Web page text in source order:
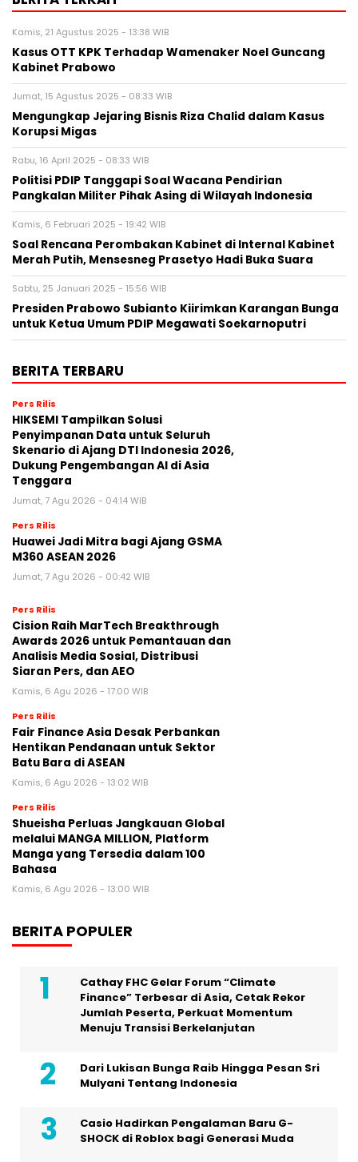
Kamis, 21 Agustus 2025 - 13:38 WIB
Kasus OTT KPK Terhadap Wamenaker Noel Guncang
Kabinet Prabowo
Jumat, 15 Agustus 2025 - 08:33 WIB
Mengungkap Jejaring Bisnis Riza Chalid dalam Kasus
Korupsi Migas
Rabu, 16 April 2025 - 08:33 WIB
Politisi PDIP Tanggapi Soal Wacana Pendirian
Pangkalan Militer Pihak Asing di Wilayah Indonesia
Kamis, 6 Februari 2025 - 19:42 WIB
Soal Rencana Perombakan Kabinet di Internal Kabinet
Merah Putih, Mensesneg Prasetyo Hadi Buka Suara
Sabtu, 25 Januari 2025 - 15:56 WIB
Presiden Prabowo Subianto Kiirimkan Karangan Bunga
untuk Ketua Umum PDIP Megawati Soekarnoputri
BERITA TERBARU
Pers Rilis
HIKSEMI Tampilkan Solusi
Penyimpanan Data untuk Seluruh
Skenario di Ajang DTI Indonesia 2026,
Dukung Pengembangan AI di Asia
Tenggara
Jumat, 7 Agu 2026 - 04:14 WIB
Pers Rilis
Huawei Jadi Mitra bagi Ajang GSMA
M360 ASEAN 2026
Jumat, 7 Agu 2026 - 00:42 WIB
Pers Rilis
Cision Raih MarTech Breakthrough
Awards 2026 untuk Pemantauan dan
Analisis Media Sosial, Distribusi
Siaran Pers, dan AEO
Kamis, 6 Agu 2026 - 17:00 WIB
Pers Rilis
Fair Finance Asia Desak Perbankan
Hentikan Pendanaan untuk Sektor
Batu Bara di ASEAN
Kamis, 6 Agu 2026 - 13:02 WIB
Pers Rilis
Shueisha Perluas Jangkauan Global
melalui MANGA MILLION, Platform
Manga yang Tersedia dalam 100
Bahasa
Kamis, 6 Agu 2026 - 13:00 WIB
BERITA POPULER
Cathay FHC Gelar Forum “Climate
Finance” Terbesar di Asia, Cetak Rekor
Jumlah Peserta, Perkuat Momentum
Menuju Transisi Berkelanjutan
Dari Lukisan Bunga Raib Hingga Pesan Sri
Mulyani Tentang Indonesia
Casio Hadirkan Pengalaman Baru G-
SHOCK di Roblox bagi Generasi Muda